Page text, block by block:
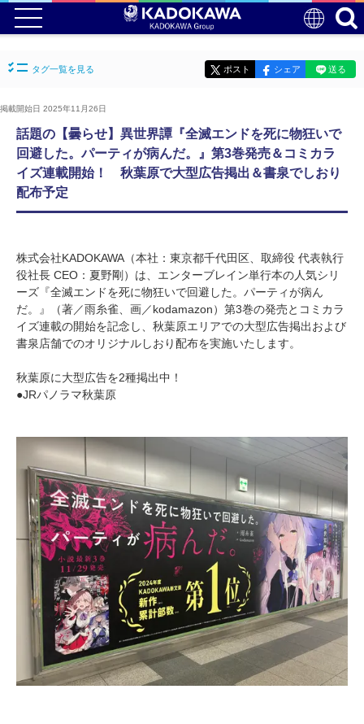
タグ一覧を見る ポスト シェア 送る
掲載開始日 2025年11月26日
話題の【曇らせ】異世界譚『全滅エンドを死に物狂いで
回避した。パーティが病んだ。』第3巻発売＆コミカラ
イズ連載開始！ 秋葉原で大型広告掲出＆書泉でしおり
配布予定
株式会社KADOKAWA（本社：東京都千代田区、取締役 代表執行
役社長 CEO：夏野剛）は、エンターブレイン単行本の人気シリ
ーズ『全滅エンドを死に物狂いで回避した。パーティが病ん
だ。』（著／雨糸雀、画／kodamazon）第3巻の発売とコミカラ
イズ連載の開始を記念し、秋葉原エリアでの大型広告掲出および
書泉店舗でのオリジナルしおり配布を実施いたします。
秋葉原に大型広告を2種掲出中！
●JRパノラマ秋葉原